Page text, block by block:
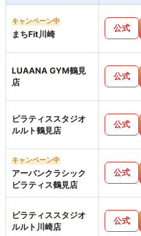
キャンペーン中
まちFit川崎
公式
LUAANA GYM鶴見
店
公式
ピラティススタジオ
ルルト鶴見店
公式
キャンペーン中
アーバンクラシック
ピラティス鶴見店
公式
ピラティススタジオ
ルルト川崎店
公式